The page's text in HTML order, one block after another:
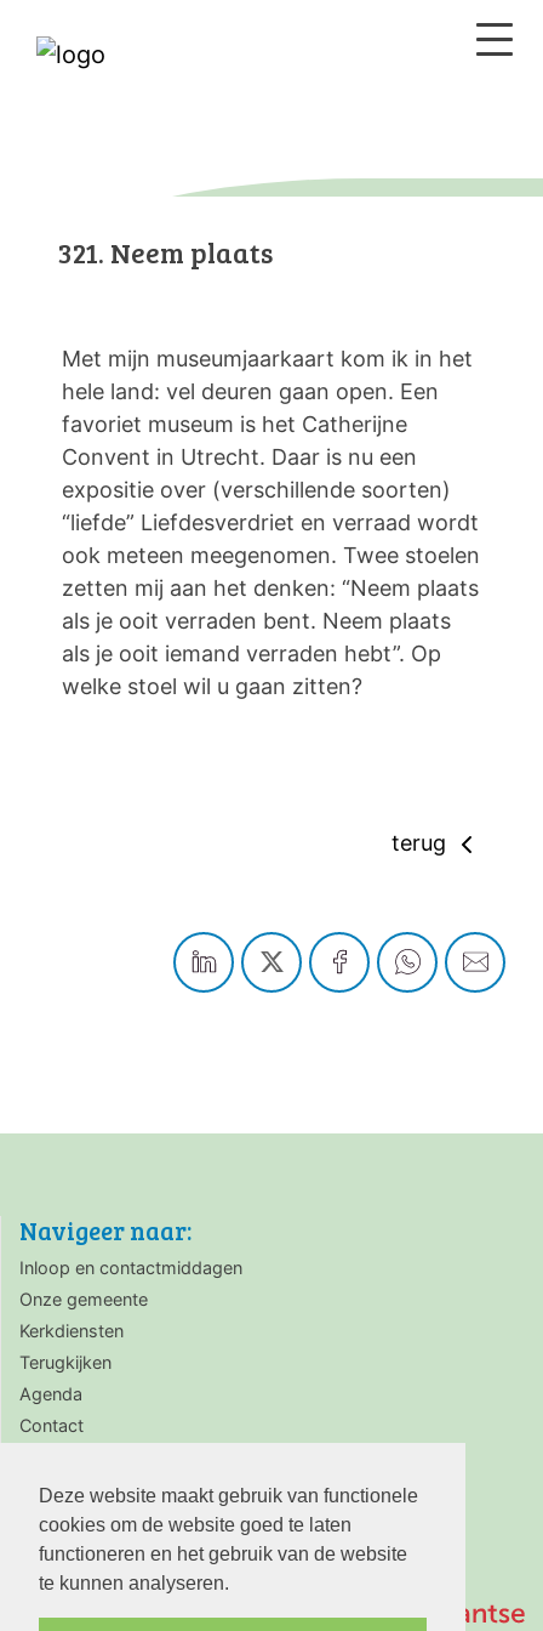
Deze website maakt gebruik van functionele
cookies om de website goed te laten
functioneren en het gebruik van de website
te kunnen analyseren.
321. Neem plaats
Met mijn museumjaarkaart kom ik in het
hele land: vel deuren gaan open. Een
favoriet museum is het Catherijne
Convent in Utrecht. Daar is nu een
expositie over (verschillende soorten)
“liefde” Liefdesverdriet en verraad wordt
ook meteen meegenomen. Twee stoelen
zetten mij aan het denken: “Neem plaats
als je ooit verraden bent. Neem plaats
als je ooit iemand verraden hebt”. Op
welke stoel wil u gaan zitten?
terug
Navigeer naar:
Inloop en contactmiddagen
Onze gemeente
Kerkdiensten
Terugkijken
Agenda
Contact